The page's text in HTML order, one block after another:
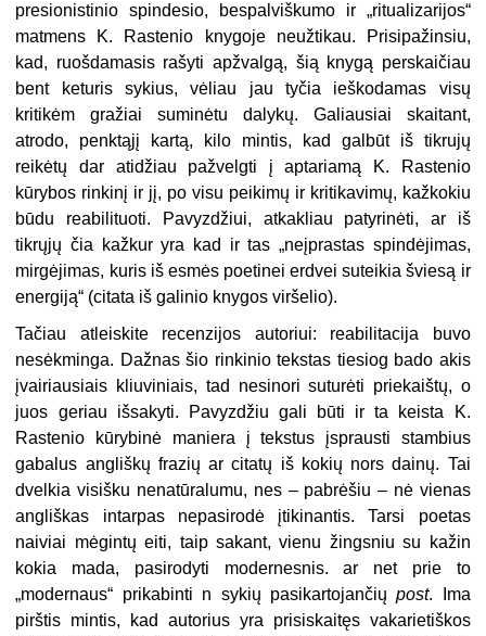
presionistinio spindesio, bespalviškumo ir „ritualizarijos“
matmens K. Raste­nio knygoje neužtikau. Prisipažinsiu,
kad, ruošdamasis rašyti apžvalgą, šią knygą perskaičiau
bent keturis sy­kius, vėliau jau tyčia ieškodamas visų
kritikėm gražiai suminėtu dalykų. Ga­liausiai skaitant,
atrodo, penktąjį kar­tą, kilo mintis, kad galbūt iš tikrujų
reikėtų dar atidžiau pažvelgti į apta­riamą K. Rastenio
kūrybos rinkinį ir jį, po visu peikimų ir kritikavimų, kažkokiu
būdu reabilituoti. Pavyzdžiui, atkakliau patyrinėti, ar iš
tikrųjų čia kažkur yra kad ir tas „neįprastas spindėjimas,
mirgėjimas, kuris iš es­mės poetinei erdvei suteikia šviesą ir
energiją“ (citata iš galinio knygos viršelio).
Tačiau atleiskite recenzijos auto­riui: reabilitacija buvo
nesėkminga. Dažnas šio rinkinio tekstas tiesiog bado akis
įvairiausiais kliuviniais, tad nesinori suturėti priekaištų, o
juos geriau išsakyti. Pavyzdžiu gali būti ir ta keista K.
Rastenio kūrybinė ma­niera į tekstus įsprausti stambius
gabalus angliškų frazių ar citatų iš kokių nors dainų. Tai
dvelkia visišku nenatūralumu, nes – pabrėšiu – nė vienas
angliškas intarpas nepasirodė įtikinantis. Tarsi poetas
naiviai mė­gintų eiti, taip sakant, vienu žingsniu su kažin
kokia mada, pasirodyti mo­dernesnis. ar net prie to
„modernaus“ prikabinti n sykių pasikartojančiųpost. Ima
pirštis mintis, kad autorius yra prisiskaitęs vakarietiškos